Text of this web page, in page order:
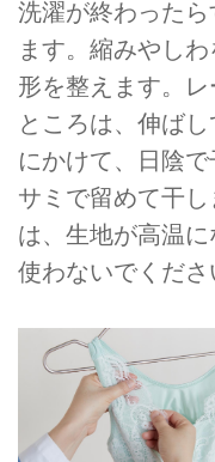
洗濯が終わった
ます。縮みやし
形を整えます。
ところは、伸ば
にかけて、日陰
サミで留めて⼲
は、生地が高温
使わないでくださ